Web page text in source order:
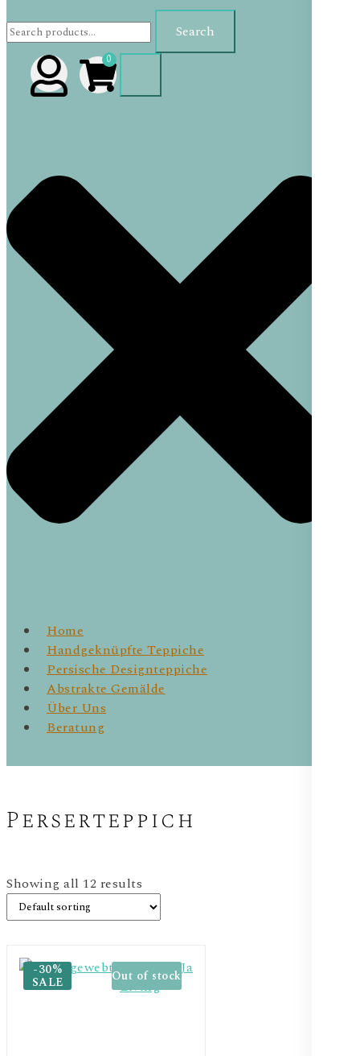
Search
for:
Search
0
Home
Handgeknüpfte Teppiche
Persische Designteppiche
Abstrakte Gemälde
Über Uns
Beratung
Perserteppich
Showing all 12 results
-30%
SALE Out of stock